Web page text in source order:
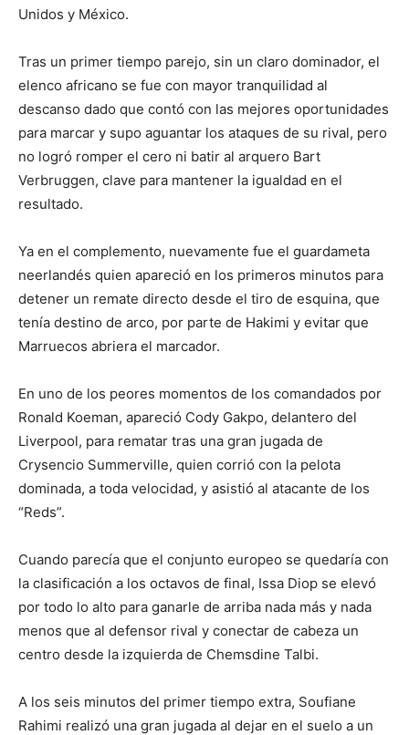
Unidos y México.
Tras un primer tiempo parejo, sin un claro dominador, el
elenco africano se fue con mayor tranquilidad al
descanso dado que contó con las mejores oportunidades
para marcar y supo aguantar los ataques de su rival, pero
no logró romper el cero ni batir al arquero Bart
Verbruggen, clave para mantener la igualdad en el
resultado.
Ya en el complemento, nuevamente fue el guardameta
neerlandés quien apareció en los primeros minutos para
detener un remate directo desde el tiro de esquina, que
tenía destino de arco, por parte de Hakimi y evitar que
Marruecos abriera el marcador.
En uno de los peores momentos de los comandados por
Ronald Koeman, apareció Cody Gakpo, delantero del
Liverpool, para rematar tras una gran jugada de
Crysencio Summerville, quien corrió con la pelota
dominada, a toda velocidad, y asistió al atacante de los
“Reds”.
Cuando parecía que el conjunto europeo se quedaría con
la clasificación a los octavos de final, Issa Diop se elevó
por todo lo alto para ganarle de arriba nada más y nada
menos que al defensor rival y conectar de cabeza un
centro desde la izquierda de Chemsdine Talbi.
A los seis minutos del primer tiempo extra, Soufiane
Rahimi realizó una gran jugada al dejar en el suelo a un